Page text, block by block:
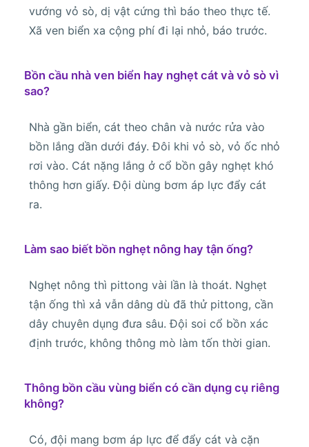
vướng vỏ sò, dị vật cứng thì báo theo thực tế.
Xã ven biển xa cộng phí đi lại nhỏ, báo trước.
Bồn cầu nhà ven biển hay nghẹt cát và vỏ sò vì
sao?
Nhà gần biển, cát theo chân và nước rửa vào
bồn lắng dần dưới đáy. Đôi khi vỏ sò, vỏ ốc nhỏ
rơi vào. Cát nặng lắng ở cổ bồn gây nghẹt khó
thông hơn giấy. Đội dùng bơm áp lực đẩy cát
ra.
Làm sao biết bồn nghẹt nông hay tận ống?
Nghẹt nông thì pittong vài lần là thoát. Nghẹt
tận ống thì xả vẫn dâng dù đã thử pittong, cần
dây chuyên dụng đưa sâu. Đội soi cổ bồn xác
định trước, không thông mò làm tốn thời gian.
Thông bồn cầu vùng biển có cần dụng cụ riêng
không?
Có, đội mang bơm áp lực để đẩy cát và cặn